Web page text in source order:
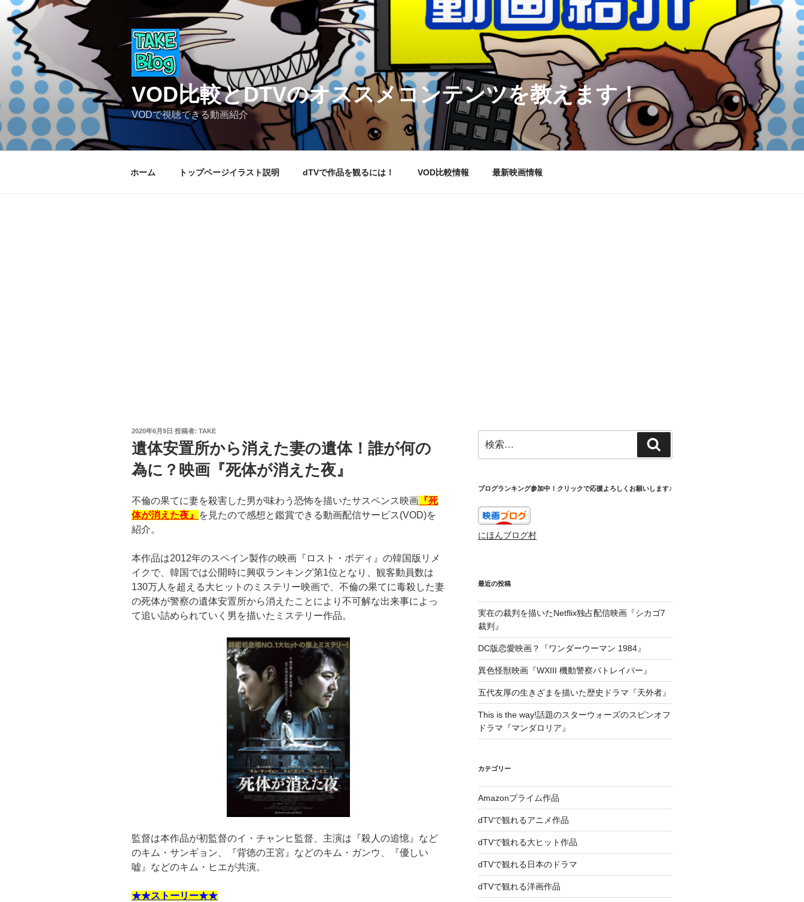
ン
キ
ッ
プ
VOD比較とDTVのオススメコンテンツを教えます！
VODで視聴できる動画紹介
ホーム トップページイラスト説明 dTVで作品を観るには！ VOD比較情報 最新映画情報
投
稿
日:
2020年6月9日 投稿者: TAKE
遺体安置所から消えた妻の遺体！誰が何の
為に？映画『死体が消えた夜』
不倫の果てに妻を殺害した男が味わう恐怖を描いたサスペンス映画 『死
体が消えた夜』
を見たので感想と鑑賞できる動画配信サービス(VOD)を
紹介。
本作品は2012年のスペイン製作の映画『ロスト・ボディ』の韓国版リメ
イクで、韓国では公開時に興収ランキング第1位となり、観客動員数は
130万人を超える大ヒットのミステリー映画で、不倫の果てに毒殺した妻
の死体が警察の遺体安置所から消えたことにより不可解な出来事によっ
て追い詰められていく男を描いたミステリー作品。
監督は本作品が初監督のイ・チャンヒ監督、主演は『殺人の追憶』など
のキム・サンギョン、『背徳の王宮』などのキム・ガンウ、『優しい
嘘』などのキム・ヒエが共演。
★★ストーリー★★
索:
索
ブログランキング参加中！クリックで応援よろしくお願いします♪
にほんブログ村
最近の投稿
実在の裁判を描いたNetflix独占配信映画『シカゴ7
裁判』
DC版恋愛映画？『ワンダーウーマン 1984』
異色怪獣映画『WXIII 機動警察パトレイバー』
五代友厚の生きざまを描いた歴史ドラマ『天外者』
This is the way!話題のスターウォーズのスピンオフ
ドラマ『マンダロリア』
カテゴリー
Amazonプライム作品
dTVで観れるアニメ作品
dTVで観れる大ヒット作品
dTVで観れる日本のドラマ
dTVで観れる洋画作品